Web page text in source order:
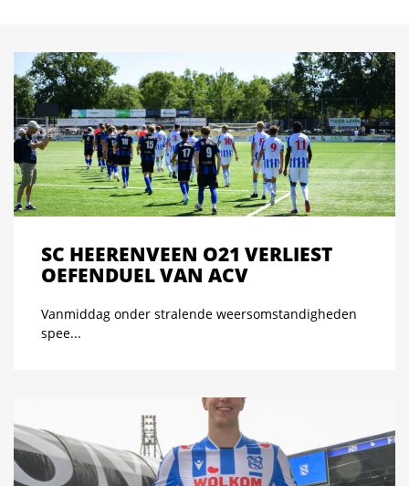
SC HEERENVEEN O21 VERLIEST
OEFENDUEL VAN ACV
Vanmiddag onder stralende weersomstandigheden
spee...